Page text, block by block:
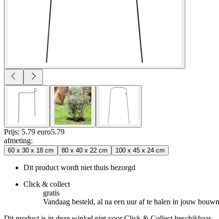
Prijs: 5.79 euro5.79
afmeting:
60 x 30 x 18 cm 80 x 40 x 22 cm 100 x 45 x 24 cm
Dit product wordt niet thuis bezorgd
Click & collect
gratis
Vandaag besteld, al na een uur af te halen in jouw